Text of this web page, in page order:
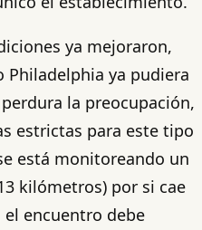
ya mejoraron,
ya pudiera
la preocupación,
estrictas para este tipo
está monitoreando un
kilómetros) por si cae
el encuentro debe